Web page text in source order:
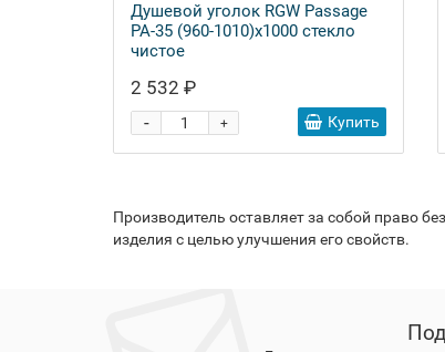
Душевой уголок RGW Passage
PA-35 (960-1010)x1000 стекло
чистое
2 532 ₽
+
- Купить
Производитель оставляет за собой право
изделия с целью улучшения его свойств.